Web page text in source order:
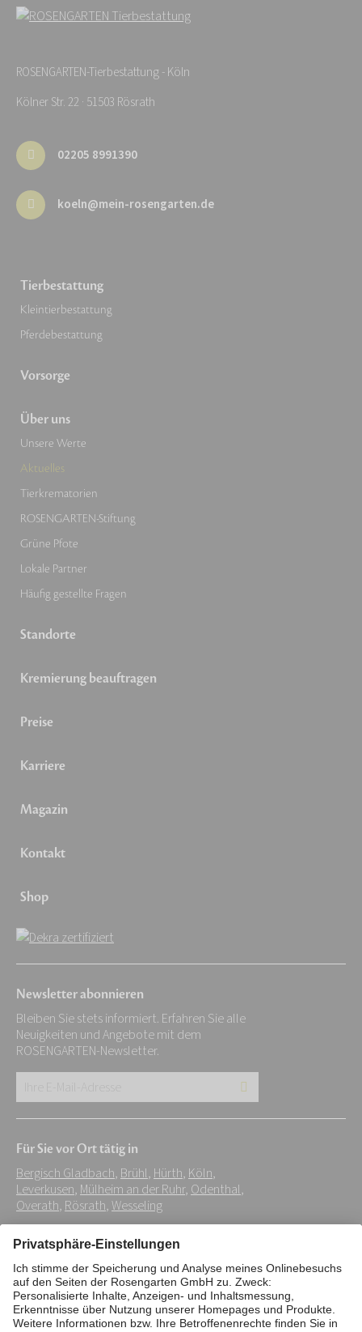
ROSENGARTEN-Tierbestattung - Köln
Kölner Str. 22 · 51503 Rösrath
02205 8991390
koeln@mein-rosengarten.de
Tierbestattung
Kleintierbestattung
Pferdebestattung
Vorsorge
Über uns
Unsere Werte
Aktuelles
Tierkrematorien
ROSENGARTEN-Stiftung
Grüne Pfote
Lokale Partner
Häufig gestellte Fragen
Standorte
Kremierung beauftragen
Preise
Karriere
Magazin
Kontakt
Shop
Newsletter abonnieren
Bleiben Sie stets informiert. Erfahren Sie alle
Neuigkeiten und Angebote mit dem
ROSENGARTEN-Newsletter.
E-
Adresse:
*
Für Sie vor Ort tätig in
Bergisch Gladbach, Brühl, Hürth, Köln,
Leverkusen, Mülheim an der Ruhr, Odenthal,
Overath, Rösrath,Wesseling
Impressum Datenschutz
Stiftung
Interne Meldestelle
Zahlungsmittel
Barrierefreiheitserklärung
Vertrag widerrufen